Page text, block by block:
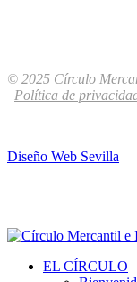
© 2025 Círculo
Política de
Diseño Web Sevilla
EL CÍRCULO